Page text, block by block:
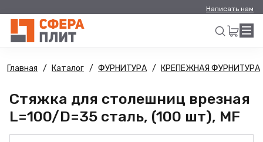
Написать нам
Искать
Главная Каталог ФУРНИТУРА КРЕПЕЖНАЯ ФУРНИТУРА
Стяжка для столешниц врезная
L=100/D=35 сталь, (100 шт), MF